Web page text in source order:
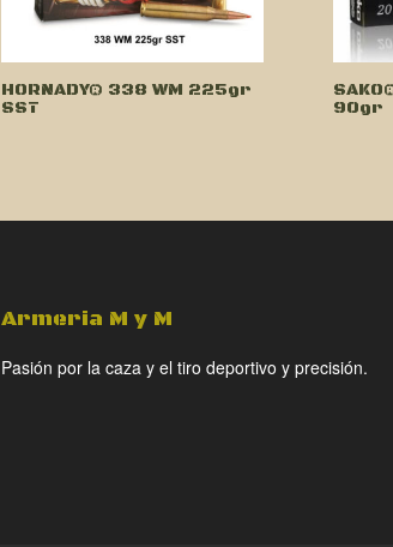
HORNADY® 338 WM 225gr
SST
90gr
Armeria M y M
Pasión por la caza y el tiro deportivo y precisión.